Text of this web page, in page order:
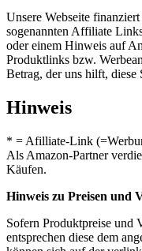
Unsere Webseite
sogenannten Affiliate
oder einem Hinweis auf
Produktlinks bzw.
Betrag, der uns hilft, diese
Hinweis
* = Afilliate-Link
Als Amazon-Partner
Käufen.
Hinweis zu Preisen und
Sofern Produktpreise und
entsprechen diese dem